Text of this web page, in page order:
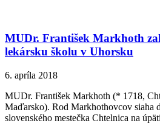
MUDr. František Markhoth
lekársku školu v Uhorsku
6. apríla 2018
MUDr. František Markhoth (* 1718,
Maďarsko). Rod Markhothovcov siaha
slovenského mestečka Chtelnica na